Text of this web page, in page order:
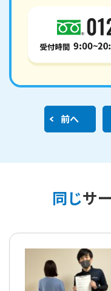
前へ
同じサ